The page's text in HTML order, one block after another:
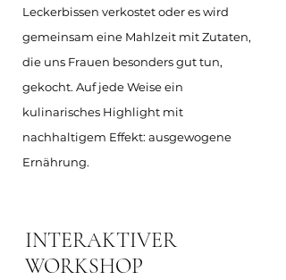
Leckerbissen verkostet oder es wird
gemeinsam eine Mahlzeit mit Zutaten,
die uns Frauen besonders gut tun,
gekocht. Auf jede Weise ein
kulinarisches Highlight mit
nachhaltigem Effekt: ausgewogene
Ernährung.
INTERAKTIVER
WORKSHOP